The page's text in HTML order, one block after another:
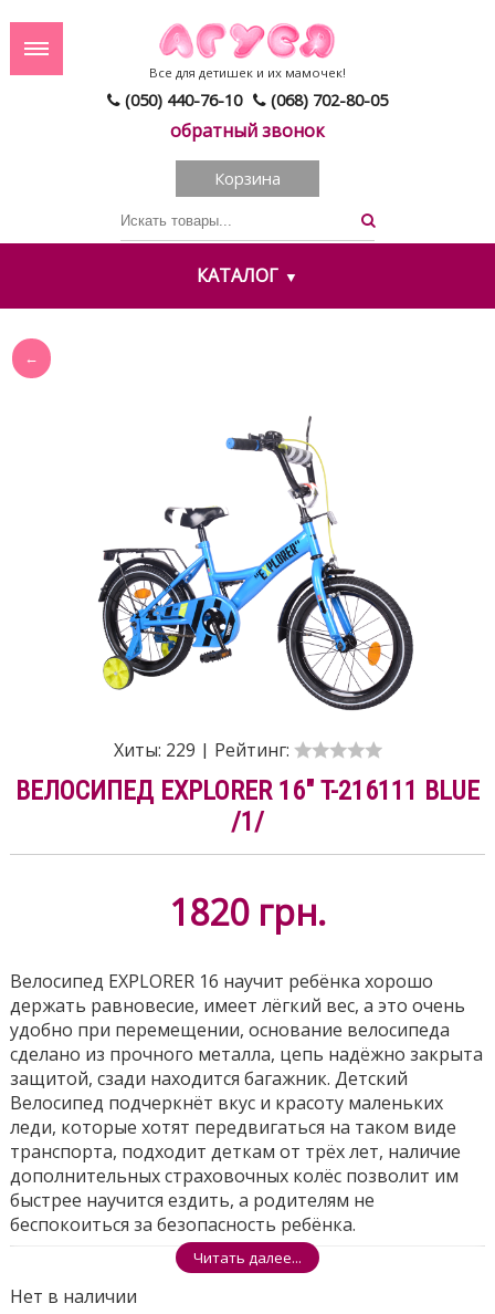
(050) 440-76-10 (068) 702-80-05
обратный звонок
Все для детишек и их мамочек!
Корзина
КАТАЛОГ
Хиты: 229 | Рейтинг:
ВЕЛОСИПЕД EXPLORER 16" T-216111 BLUE
/1/
1820 грн.
Велосипед EXPLORER 16 научит ребёнка хорошо
держать равновесие, имеет лёгкий вес, а это очень
удобно при перемещении, основание велосипеда
сделано из прочного металла, цепь надёжно закрыта
защитой, сзади находится багажник. Детский
Велосипед подчеркнёт вкус и красоту маленьких
леди, которые хотят передвигаться на таком виде
транспорта, подходит деткам от трёх лет, наличие
дополнительных страховочных колёс позволит им
быстрее научится ездить, а родителям не
беспокоиться за безопасность ребёнка.
Размеры ящика - 74*17*43см
Поделиться
Читать далее...
Нет в наличии